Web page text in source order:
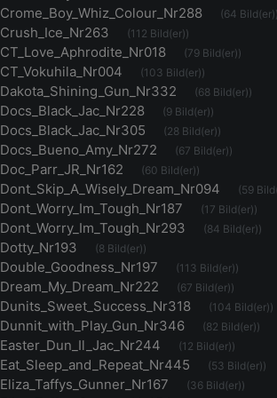
Crome_Boy_Whiz_Colour_Nr288 (64 Bild(er))
Crush_Ice_Nr263 (112 Bild(er))
CT_Love_Aphrodite_Nr018 (79 Bild(er))
CT_Vokuhila_Nr004 (103 Bild(er))
Dakota_Shining_Gun_Nr332 (68 Bild(er))
Docs_Black_Jac_Nr228 (9 Bild(er))
Docs_Black_Jac_Nr305 (28 Bild(er))
Docs_Bueno_Amy_Nr272 (67 Bild(er))
Doc_Parr_JR_Nr162 (60 Bild(er))
Dont_Skip_A_Wisely_Dream_Nr094 (59
Dont_Worry_Im_Tough_Nr187 (17 Bild(er))
Dont_Worry_Im_Tough_Nr293 (84 Bild(er))
Dotty_Nr193 (8 Bild(er))
Double_Goodness_Nr197 (113 Bild(er))
Dream_My_Dream_Nr222 (67 Bild(er))
Dunits_Sweet_Success_Nr318 (104 Bild(er))
Dunnit_with_Play_Gun_Nr346 (82 Bild(er))
Easter_Dun_Il_Jac_Nr244 (12 Bild(er))
Eat_Sleep_and_Repeat_Nr445 (53 Bild(er))
Eliza_Taffys_Gunner_Nr167 (36 Bild(er))